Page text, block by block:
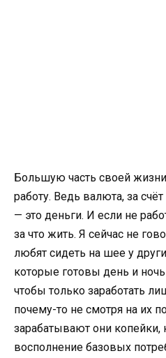
Большую часть своей жизни
работу. Ведь валюта, за
— это деньги. И если не
за что жить. Я сейчас не
любят сидеть на шее у
которые готовы день и
чтобы только заработать
почему-то не смотря на их
зарабатывают они копейки,
восполнение базовых